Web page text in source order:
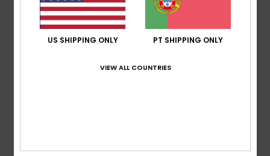
4 /5
US SHIPPING ONLY PT SHIPPING ONLY
VIEW ALL COUNTRIES